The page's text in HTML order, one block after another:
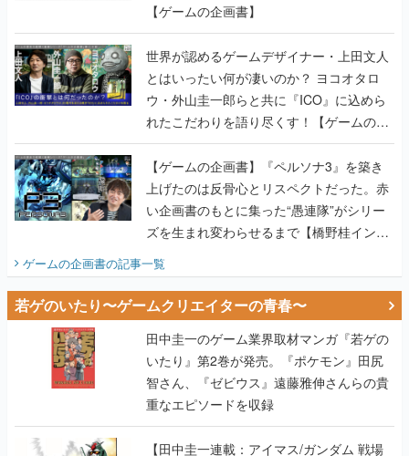
【ゲームの企画書】
世界が認めるゲームデザイナー・上田文人
とはいったい何が凄いのか？ ヨコオタロ
ウ・外山圭一郎らと共に『ICO』に込めら
れたこだわりを語り尽くす！【ゲームの企
画書】
【ゲームの企画書】『ペルソナ3』を築き
上げたのは反骨心とリスペクトだった。赤
い企画書のもとに集った“愚連隊”がシリー
ズを生まれ変わらせるまで【橋野桂インタ
ゲームの企画書の記事一覧
若ゲのいたり〜ゲームクリエイターの青春〜
田中圭一のゲーム業界取材マンガ『若ゲの
いたり』第2巻が発売。『ポケモン』田尻
智さん、『ゼビウス』遠藤雅伸さんらの貴
重なエピソードを収録
【田中圭一連載：アイマス/ガンダム 戦場